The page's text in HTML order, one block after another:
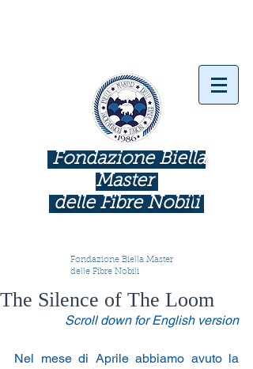
Fondazione Biella
Master
delle Fibre Nobili
Fondazione Biella Master
delle Fibre Nobili
The Silence of The Loom
Scroll down for English version
Nel mese di Aprile abbiamo avuto la